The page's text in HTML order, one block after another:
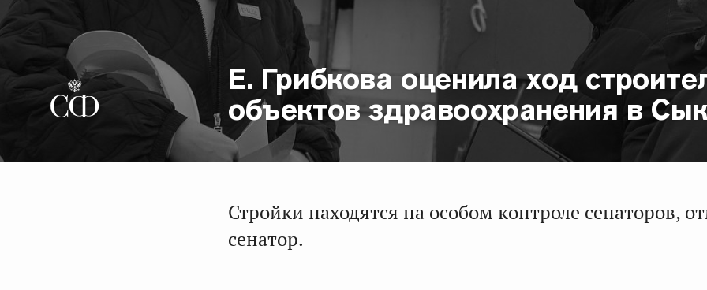
Е. Грибкова оценила ход
объектов здравоохранения в
Стройки находятся на особом контроле сенаторов,
сенатор.